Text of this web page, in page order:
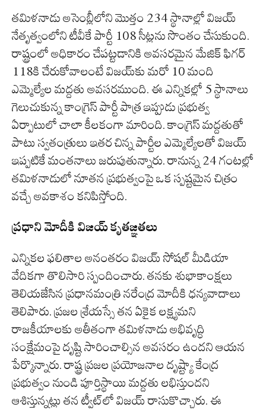
తమిళనాడు అసెంబ్లీలోని మొత్తం 234 స్థానాల్లో విజయ్
నేతృత్వంలోని టీవీకే పార్టీ 108 సీట్లను సొంతం చేసుకుంది.
రాష్ట్రంలో అధికారం చేపట్టడానికి అవసరమైన మేజిక్ ఫిగర్
118కి చేరుకోవాలంటే విజయ్‌కు మరో 10 మంది
ఎమ్మెల్యేల మద్దతు అవసరముంది. ఈ ఎన్నికల్లో 5 స్థానాలు
గెలుచుకున్న కాంగ్రెస్ పార్టీ పాత్ర ఇప్పుడు ప్రభుత్వ
ఏర్పాటులో చాలా కీలకంగా మారింది. కాంగ్రెస్ మద్దతుతో
పాటు స్వతంత్రులు ఇతర చిన్న పార్టీల ఎమ్మెల్యేలతో విజయ్
ఇప్పటికే మంతనాలు జరుపుతున్నారు. రానున్న 24 గంటల్లో
తమిళనాడులో నూతన ప్రభుత్వంపై ఒక స్పష్టమైన చిత్రం
వచ్చే అవకాశం కనిపిస్తోంది.
ప్రధాని మోదీకి విజయ్ కృతజ్ఞతలు
ఎన్నికల ఫలితాల అనంతరం విజయ్ సోషల్ మీడియా
వేదికగా తొలిసారి స్పందించారు. తనకు శుభాకాంక్షలు
తెలియజేసిన ప్రధానమంత్రి నరేంద్ర మోదీకి ధన్యవాదాలు
తెలిపారు. ప్రజల శ్రేయస్సే తన ఏకైక లక్ష్యమని
రాజకీయాలకు అతీతంగా తమిళనాడు అభివృద్ధి
సంక్షేమంపై దృష్టి సారించాల్సిన అవసరం ఉందని ఆయన
పేర్కొన్నారు. రాష్ట్ర ప్రజల ప్రయోజనాల దృష్ట్యా కేంద్ర
ప్రభుత్వం నుండి పూర్తిస్థాయి మద్దతు లభిస్తుందని
ఆశిస్తున్నట్లు తన ట్వీట్‌లో విజయ్ రాసుకొచ్చారు. ఈ